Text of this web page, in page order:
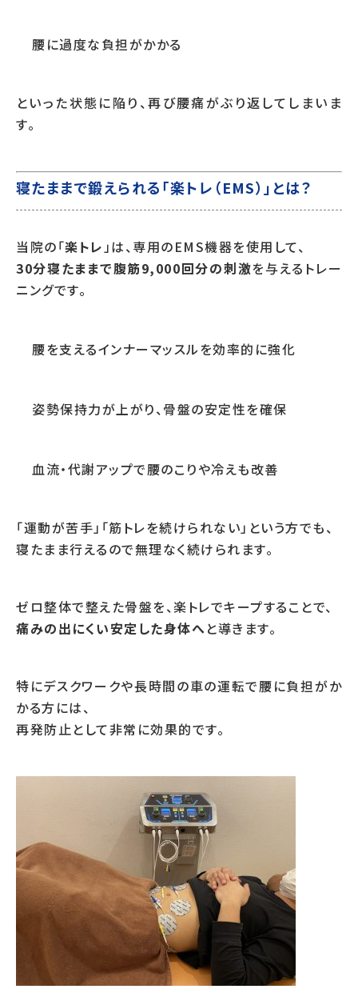
腰に過度な負担がかかる
といった状態に陥り、再び腰痛がぶり返してしまいま
す。
寝たままで鍛えられる「楽トレ（EMS）」とは？
当院の「楽トレ」は、専用のEMS機器を使用して、
30分寝たままで腹筋9,000回分の刺激を与えるトレー
ニングです。
腰を支えるインナーマッスルを効率的に強化
姿勢保持力が上がり、骨盤の安定性を確保
血流・代謝アップで腰のこりや冷えも改善
「運動が苦手」「筋トレを続けられない」という方でも、
寝たまま行えるので無理なく続けられます。
ゼロ整体で整えた骨盤を、楽トレでキープすることで、
痛みの出にくい安定した身体へと導きます。
特にデスクワークや長時間の車の運転で腰に負担がか
かる方には、
再発防止として非常に効果的です。